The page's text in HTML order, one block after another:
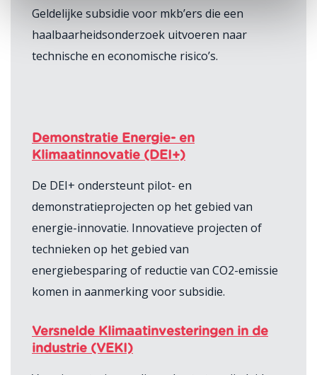
Geldelijke subsidie voor mkb’ers die een
haalbaarheidsonderzoek uitvoeren naar
technische en economische risico’s.
Demonstratie Energie- en
Klimaatinnovatie (DEI+)
De DEI+ ondersteunt pilot- en
demonstratieprojecten op het gebied van
energie-innovatie. Innovatieve projecten of
technieken op het gebied van
energiebesparing of reductie van CO2-emissie
komen in aanmerking voor subsidie.
Versnelde Klimaatinvesteringen in de
industrie (VEKI)